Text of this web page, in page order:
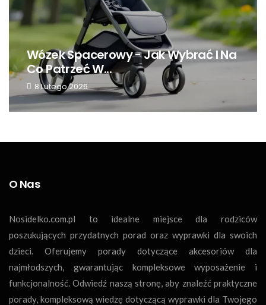
Czy Termometr Na Podczerwień
Jest Bezpieczny...
5 Grudnia 2023
O Nas
Nosidelko.com.pl to idealne miejsce dla rodziców
poszukujących przydatnych porad oraz wyprawki dla swoich
dzieci. Oferujemy porady dotyczące akcesoriów dla
najmłodszych, gwarantując kompleksowe wyposażenie i
funkcjonalność. Odwiedź naszą stronę, aby znaleźć praktyczne
porady, kompleksową wiedzę dotyczącą wyprawki dla Twojego